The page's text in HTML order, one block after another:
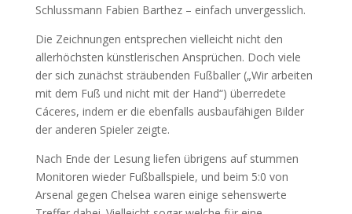
Schlussmann Fabien Barthez – einfach unvergesslich.
Die Zeichnungen entsprechen vielleicht nicht den
allerhöchsten künstlerischen Ansprüchen. Doch viele
der sich zunächst sträubenden Fußballer („Wir arbeiten
mit dem Fuß und nicht mit der Hand“) überredete
Cáceres, indem er die ebenfalls ausbaufähigen Bilder
der anderen Spieler zeigte.
Nach Ende der Lesung liefen übrigens auf stummen
Monitoren wieder Fußballspiele, und beim 5:0 von
Arsenal gegen Chelsea waren einige sehenswerte